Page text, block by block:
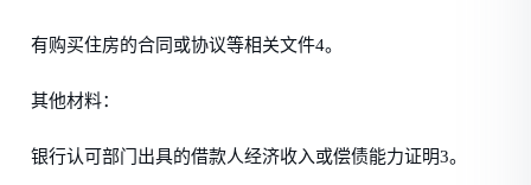
有购买住房的合同或协议等相关文件4。
其他材料：
银行认可部门出具的借款人经济收入或偿债能力证明3。